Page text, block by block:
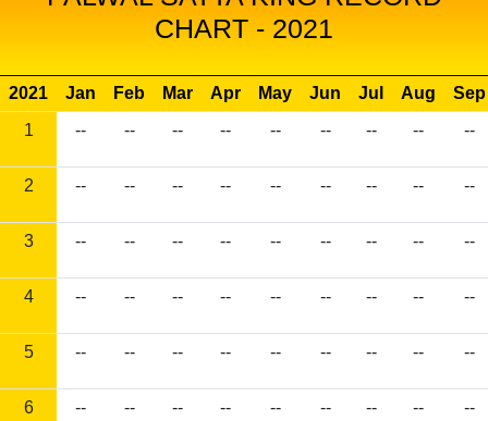
CHART - 2021
2021 Jan Feb Mar Apr May Jun Jul Aug
Sep
1
-- -- -- -- -- -- -- -- --
2 -- -- -- -- -- -- -- -- --
3 -- -- -- -- -- -- -- -- --
4 -- -- -- -- -- -- -- -- --
5 -- -- -- -- -- -- -- -- --
6 -- -- -- -- -- -- -- -- --